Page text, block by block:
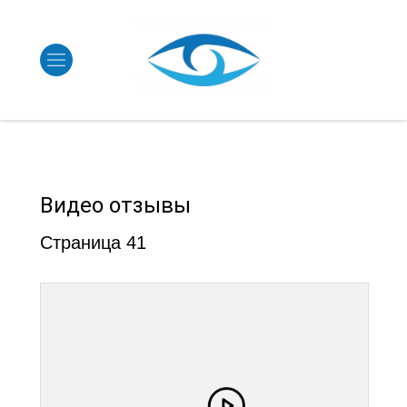
Видео отзывы
Страница 41